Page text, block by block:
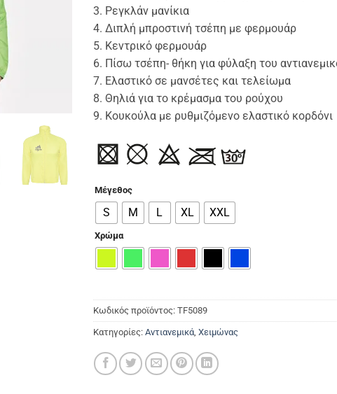
3. Ρεγκλάν μανίκια
4. Διπλή μπροστινή τσέπη με φερμουάρ
5. Κεντρικό φερμουάρ
6. Πίσω τσέπη- θήκη για φύλαξη του
7. Ελαστικό σε μανσέτες και τελείωμα
8. Θηλιά για το κρέμασμα του ρούχου
9. Κουκούλα με ρυθμιζόμενο ελαστικό κορδόνι
Μέγεθος
S M L XL XXL
Χρώμα
Κωδικός προϊόντος: TF5089
Κατηγορίες: Αντιανεμικά, Χειμώνας